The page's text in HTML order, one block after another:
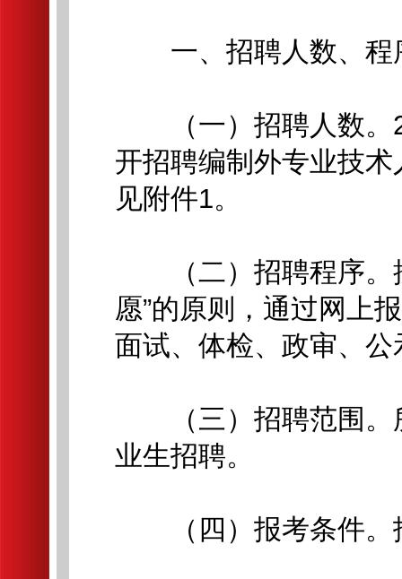
一、招聘人数、程
（一）招聘人数。
开招聘编制外专业技
见附件1。
（二）招聘程序。
愿”的原则，通过网上
面试、体检、政审、
（三）招聘范围。
业生招聘。
（四）报考条件。